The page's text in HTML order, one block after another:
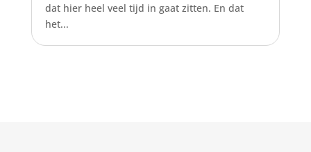
dat hier heel veel tijd in gaat zitten. En dat
het...